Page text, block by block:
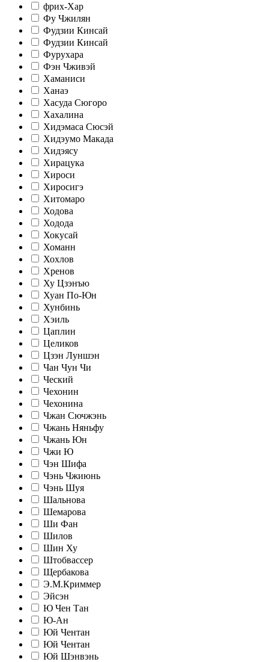
фрих-Хар
Фу Чжилян
Фудзии Кинсай
Фудзии Кинсай
Фурухара
Фэн Чживэй
Хаманиси
Ханаэ
Хасуда Сюгоро
Хахалина
Хидэмаса Сюсэй
Хидэумо Макада
Хидэясу
Хирацука
Хироси
Хиросигэ
Хитомаро
Ходова
Ходода
Хокусай
Хоманн
Хохлов
Хренов
Ху Цзэнъю
Хуан По-Юн
Хунбинь
Хэиль
Цаплин
Целиков
Цзэн Луншэн
Чан Чун Чи
Ческий
Чехонин
Чехонина
Чжан Сючжэнь
Чжань Няньфу
Чжань Юн
Чжи Ю
Чэн Шифа
Чэнь Чжиюнь
Чэнь Шуя
Шальнова
Шемарова
Ши Фан
Шилов
Шин Ху
Штобвассер
Щербакова
Э.М.Криммер
Эйсэн
Ю Чен Тан
Ю-Ан
Юй Чентан
Юй Чентан
Юй Шэнвэнь